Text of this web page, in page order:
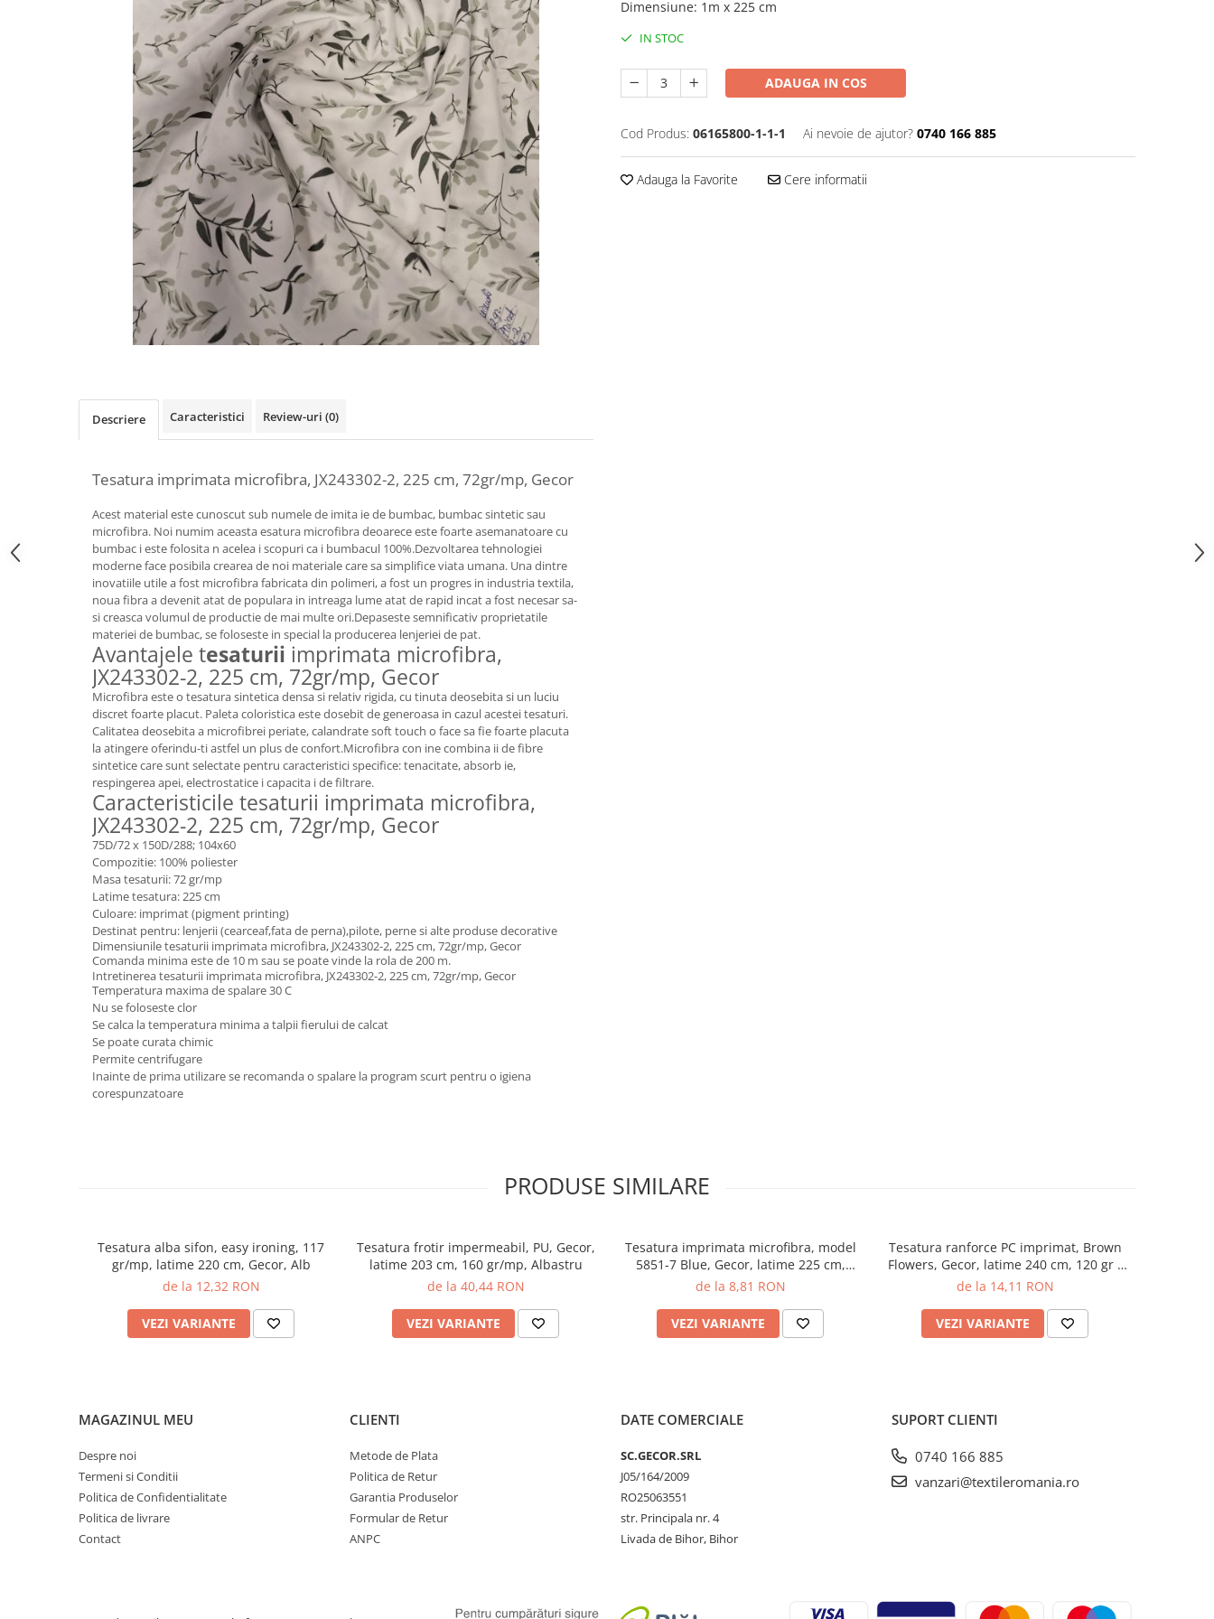
Dimensiune: 1m x 225 cm
IN STOC
ADAUGA IN COS
Cod Produs: 06165800-1-1-1 Ai nevoie de ajutor? 0740 166 885
Adauga la Favorite Cere informatii
Descriere Caracteristici Review-uri (0)
Tesatura imprimata microfibra, JX243302-2, 225 cm, 72gr/mp, Gecor
Acest material este cunoscut sub numele de imita ie de bumbac, bumbac sintetic sau
microfibra. Noi numim aceasta esatura microfibra deoarece este foarte asemanatoare cu
bumbac i este folosita n acelea i scopuri ca i bumbacul 100%.Dezvoltarea tehnologiei
moderne face posibila crearea de noi materiale care sa simplifice viata umana. Una dintre
inovatiile utile a fost microfibra fabricata din polimeri, a fost un progres in industria textila,
noua fibra a devenit atat de populara in intreaga lume atat de rapid incat a fost necesar sa-
si creasca volumul de productie de mai multe ori.Depaseste semnificativ proprietatile
materiei de bumbac, se foloseste in special la producerea lenjeriei de pat.
Avantajele tesaturii imprimata microfibra,
JX243302-2, 225 cm, 72gr/mp, Gecor
Microfibra este o tesatura sintetica densa si relativ rigida, cu tinuta deosebita si un luciu
discret foarte placut. Paleta coloristica este dosebit de generoasa in cazul acestei tesaturi.
Calitatea deosebita a microfibrei periate, calandrate soft touch o face sa fie foarte placuta
la atingere oferindu-ti astfel un plus de confort.Microfibra con ine combina ii de fibre
sintetice care sunt selectate pentru caracteristici specifice: tenacitate, absorb ie,
respingerea apei, electrostatice i capacita i de filtrare.
Caracteristicile tesaturii imprimata microfibra,
JX243302-2, 225 cm, 72gr/mp, Gecor
75D/72 x 150D/288; 104x60
Compozitie: 100% poliester
Masa tesaturii: 72 gr/mp
Latime tesatura: 225 cm
Culoare: imprimat (pigment printing)
Destinat pentru: lenjerii (cearceaf,fata de perna),pilote, perne si alte produse decorative
Dimensiunile tesaturii imprimata microfibra, JX243302-2, 225 cm, 72gr/mp, Gecor
Comanda minima este de 10 m sau se poate vinde la rola de 200 m.
Intretinerea tesaturii imprimata microfibra, JX243302-2, 225 cm, 72gr/mp, Gecor
Temperatura maxima de spalare 30 C
Nu se foloseste clor
Se calca la temperatura minima a talpii fierului de calcat
Se poate curata chimic
Permite centrifugare
Inainte de prima utilizare se recomanda o spalare la program scurt pentru o igiena
corespunzatoare
PRODUSE SIMILARE
Tesatura alba sifon, easy ironing, 117
gr/mp, latime 220 cm, Gecor, Alb
de la 12,32 RON
VEZI VARIANTE
Tesatura frotir impermeabil, PU, Gecor,
latime 203 cm, 160 gr/mp, Albastru
de la 40,44 RON
VEZI VARIANTE
Tesatura imprimata microfibra, model
5851-7 Blue, Gecor, latime 225 cm,
75gr/mp
de la 8,81 RON
VEZI VARIANTE
Tesatura ranforce PC imprimat, Brown
Flowers, Gecor, latime 240 cm, 120 gr /
mp
de la 14,11 RON
VEZI VARIANTE
MAGAZINUL MEU
Despre noi
Termeni si Conditii
Politica de Confidentialitate
Politica de livrare
Contact
CLIENTI
Metode de Plata
Politica de Retur
Garantia Produselor
Formular de Retur
ANPC
DATE COMERCIALE
SC.GECOR.SRL
J05/164/2009
RO25063551
str. Principala nr. 4
Livada de Bihor, Bihor
SUPORT CLIENTI
0740 166 885
vanzari@textileromania.ro